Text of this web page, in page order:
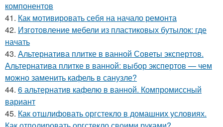
компонентов
41. Как мотивировать себя на начало ремонта
42. Изготовление мебели из пластиковых бутылок: где
начать
43. Альтернатива плитке в ванной Советы экспертов.
Альтернатива плитке в ванной: выбор экспертов — чем
можно заменить кафель в санузле?
44. 6 альтернатив кафелю в ванной. Компромиссный
вариант
45. Как отшлифовать оргстекло в домашних условиях.